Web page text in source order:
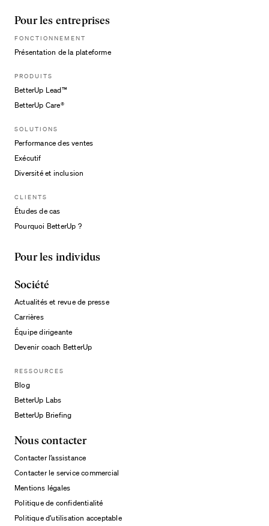
Kevin Rubin
Damian Vaughn, PhD
Pour les entreprises
FONCTIONNEMENT
Présentation de la plateforme
PRODUITS
BetterUp Lead™
BetterUp Care®
SOLUTIONS
Performance des ventes
Exécutif
Diversité et inclusion
CLIENTS
Études de cas
Pourquoi BetterUp ?
Pour les individus
Société
Actualités et revue de presse
Carrières
Équipe dirigeante
Devenir coach BetterUp
RESSOURCES
Blog
BetterUp Labs
BetterUp Briefing
Nous contacter
Contacter l’assistance
Contacter le service commercial
Mentions légales
Politique de confidentialité
Politique d’utilisation acceptable